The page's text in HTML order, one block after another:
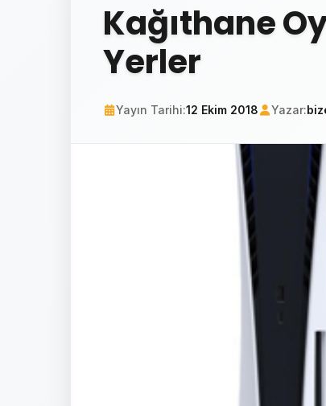
Kağıthane
Yerler
Yayın Tarihi:12 Ekim 2018 Yazar: